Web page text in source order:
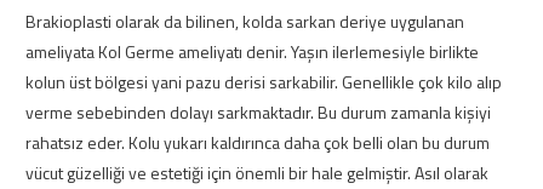
Brakioplasti olarak da bilinen, kolda sarkan deriye uygulanan
ameliyata Kol Germe ameliyatı denir. Yaşın ilerlemesiyle birlikte
kolun üst bölgesi yani pazu derisi sarkabilir. Genellikle çok kilo alıp
verme sebebinden dolayı sarkmaktadır. Bu durum zamanla kişiyi
rahatsız eder. Kolu yukarı kaldırınca daha çok belli olan bu durum
vücut güzelliği ve estetiği için önemli bir hale gelmiştir. Asıl olarak